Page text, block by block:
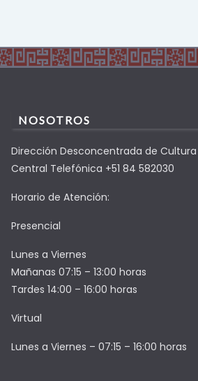
NOSOTROS
Dirección Desconcentrada de
Central Telefónica +51 84 582030
Horario de Atención:
Presencial
Lunes a Viernes
Mañanas 07:15 – 13:00 horas
Tardes 14:00 – 16:00 horas
Virtual
Lunes a Viernes – 07:15 – 16:00 horas